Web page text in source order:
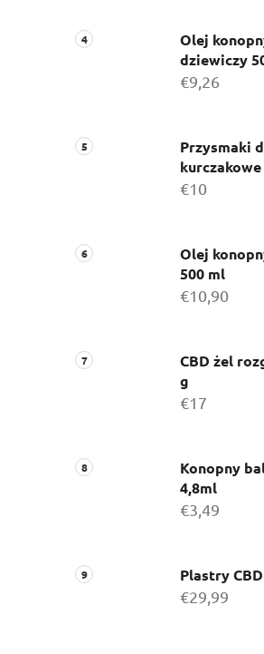
Olej
dziewiczy
€9,26
Przysmaki
kurczakowe
€10
Olej
500 ml
€10,90
CBD żel
g
€17
Konopny
4,8ml
€3,49
Plastry
€29,99